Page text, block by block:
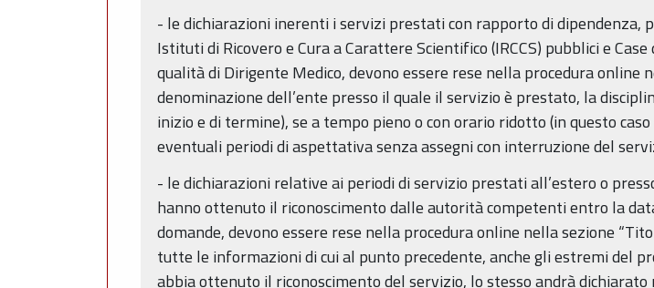
- le dichiarazioni inerenti i servizi prestati con rapporto di dipendenza,
Istituti di Ricovero e Cura a Carattere Scientifico (IRCCS) pubblici e
qualità di Dirigente Medico, devono essere rese nella procedura online
denominazione dell’ente presso il quale il servizio è prestato, la
inizio e di termine), se a tempo pieno o con orario ridotto (in questo
eventuali periodi di aspettativa senza assegni con interruzione del
- le dichiarazioni relative ai periodi di servizio prestati all’estero o
hanno ottenuto il riconoscimento dalle autorità competenti entro la
domande, devono essere rese nella procedura online nella sezione
tutte le informazioni di cui al punto precedente, anche gli estremi del
abbia ottenuto il riconoscimento del servizio, lo stesso andrà